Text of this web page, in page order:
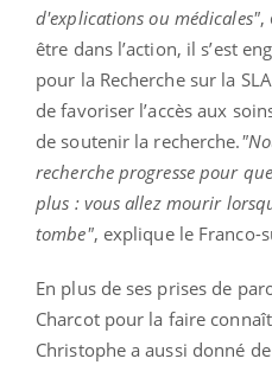
d'explications ou médicales",
être dans l’action, il s’est
pour la Recherche sur la
de favoriser l’accès aux
de soutenir la recherche.
recherche progresse pour
plus : vous allez mourir
tombe", explique le Franco-
En plus de ses prises de
Charcot pour la faire
Christophe a aussi donné